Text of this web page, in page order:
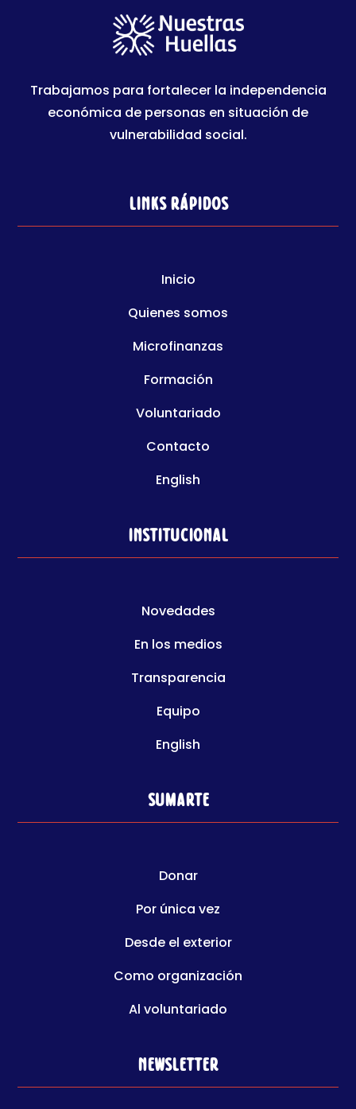
Trabajamos para fortalecer la independencia
económica de personas en situación de
vulnerabilidad social.
Links rápidos
Inicio
Quienes somos
Microfinanzas
Formación
Voluntariado
Contacto
English
Institucional
Novedades
En los medios
Transparencia
Equipo
English
Sumarte
Donar
Por única vez
Desde el exterior
Como organización
Al voluntariado
Newsletter